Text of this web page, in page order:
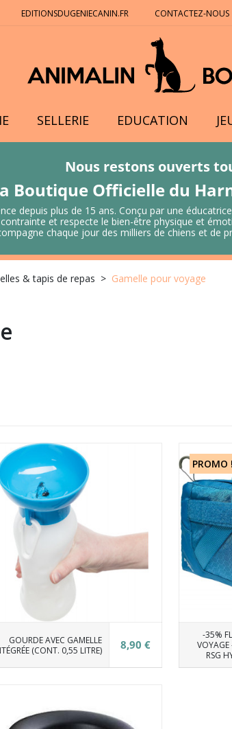
EDITIONSDUGENIECANIN.FR CONTACTEZ-NOUS
SELLERIE EDUCATION
Nous restons ouverts
Boutique Officielle du
depuis plus de 15 ans. Conçu par une
et respecte le bien-être physique et
chaque jour des milliers de chiens et de
& tapis de repas Gamelle pour voyage
GOURDE AVEC GAMELLE
(CONT. 0,55 LITRE)
8,90 €
PROMO !
-35%
RSG